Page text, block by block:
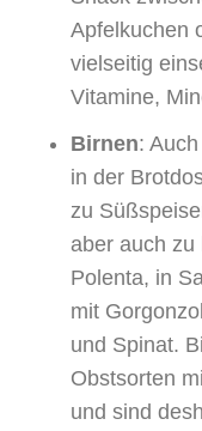
Apfelkuchen
vielseitig
Vitamine,
Birnen:
in der
zu
aber auch zu
Polenta, in
mit
und Spinat.
Obstsorten
und sind